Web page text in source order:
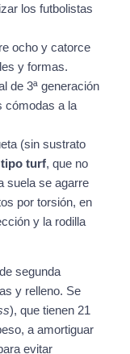
los futbolistas
ocho y catorce
y formas.
de 3ª generación
cómodas a la
(sin sustrato
turf, que no
suela se agarre
por torsión, en
y la rodilla
segunda
y relleno. Se
), que tienen 21
a amortiguar
evitar